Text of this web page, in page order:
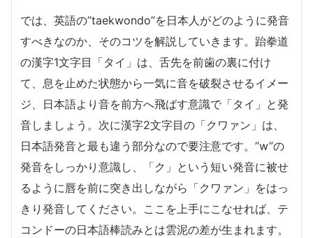
では、英語の”taekwondo”を日本人がどのように発音
すべきなのか、そのコツを解説していきます。跆拳道
の漢字1文字目「タイ」は、舌先を前歯の裏に付け
て、息を止めた状態から一気に音を破裂させるイメー
ジ、日本語より音を前方へ飛ばす意識で「タイ」と発
音しましょう。次に漢字2文字目の「クワァン」は、
日本語発音と最も違う部分なので要注意です。”w”の
発音をしっかり意識し、「ク」という短い発音に被せ
るように唇を前に突き出しながら「クワァン」をはっ
きり発音してください。ここを上手にこなせれば、テ
コンドーの日本語棒読みとは雲泥の差が生まれます。